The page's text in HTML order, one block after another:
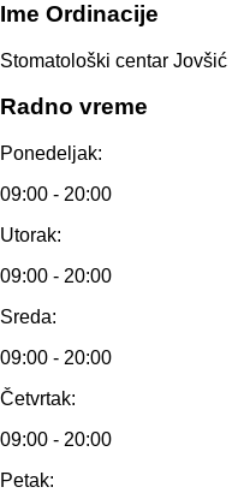
Ime Ordinacije
Stomatološki centar Jovšić
Radno vreme
Ponedeljak:
09:00 - 20:00
Utorak:
09:00 - 20:00
Sreda:
09:00 - 20:00
Četvrtak:
09:00 - 20:00
Petak: